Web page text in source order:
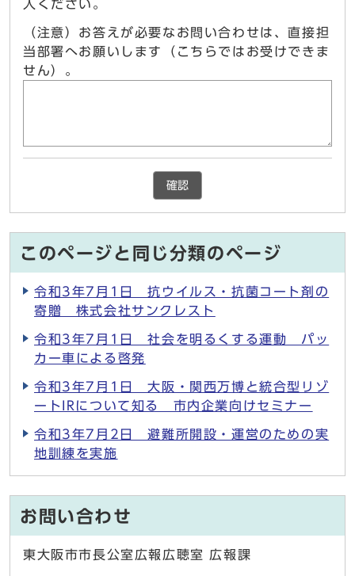
入ください。
（注意）お答えが必要なお問い合わせは、直接担
当部署へお願いします（こちらではお受けできま
せん）。
確認
このページと同じ分類のページ
令和3年7月1日 抗ウイルス・抗菌コート剤の
寄贈 株式会社サンクレスト
令和3年7月1日 社会を明るくする運動 パッ
カー車による啓発
令和3年7月1日 大阪・関西万博と統合型リゾ
ートIRについて知る 市内企業向けセミナー
令和3年7月2日 避難所開設・運営のための実
地訓練を実施
お問い合わせ
東大阪市市長公室広報広聴室 広報課